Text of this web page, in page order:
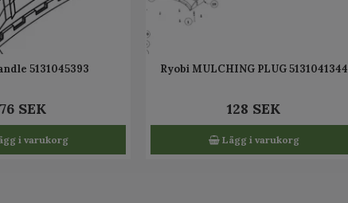
5131045393
76 SEK
i varukorg
Ryobi MULCHING PLUG 5131041344
128 SEK
Lägg i varukorg